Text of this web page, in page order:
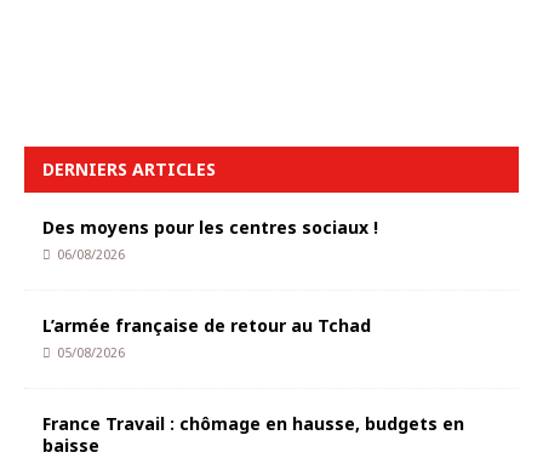
DERNIERS ARTICLES
Des moyens pour les centres sociaux !
06/08/2026
L’armée française de retour au Tchad
05/08/2026
France Travail : chômage en hausse, budgets en
baisse